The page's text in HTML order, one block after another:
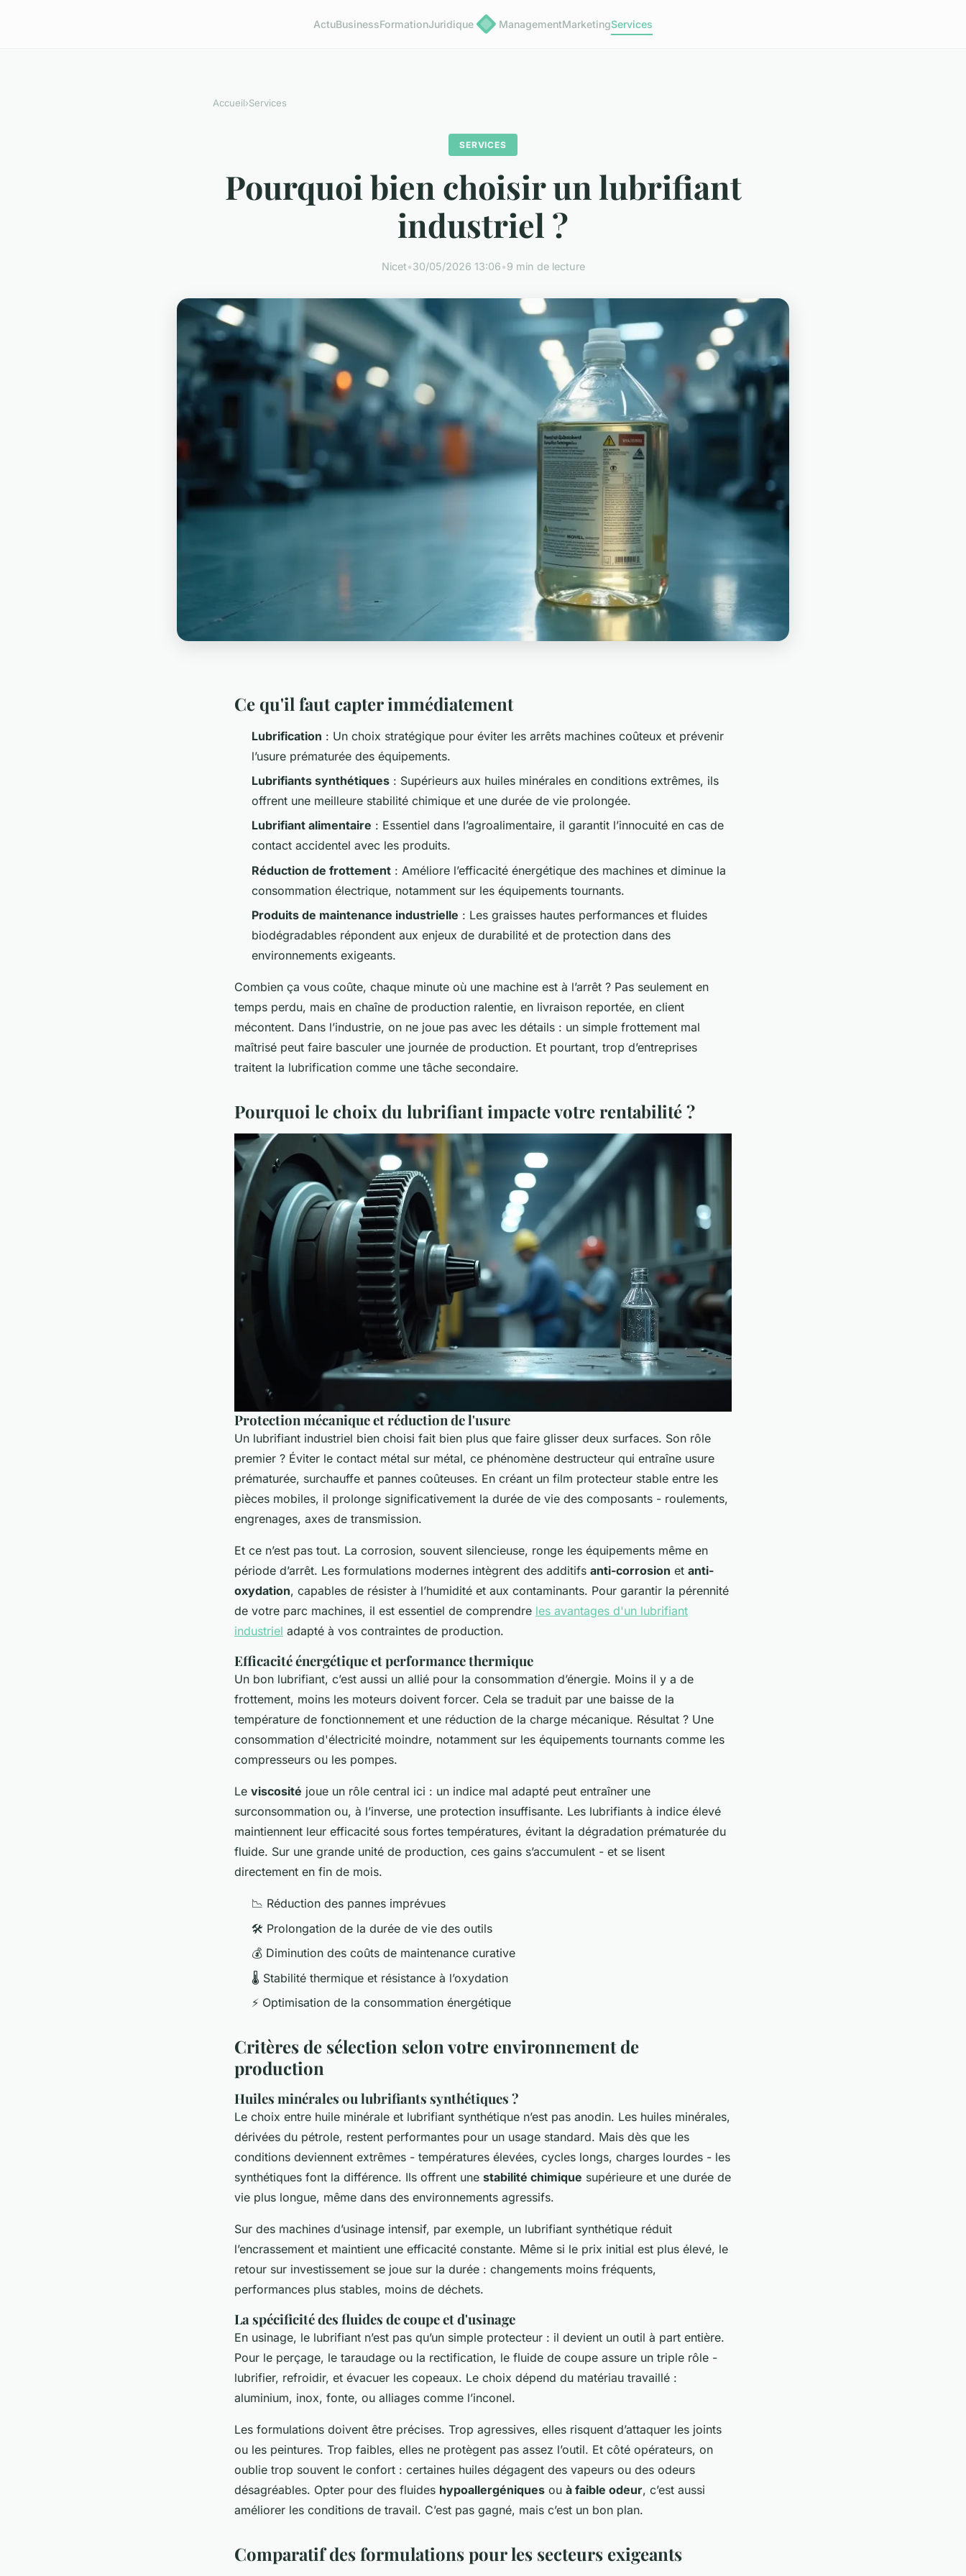
ActuBusinessFormationJuridique ManagementMarketingServices
Accueil›Services
SERVICES
Pourquoi bien choisir un lubrifiant
industriel ?
Nicet•30/05/2026 13:06•9 min de lecture
Ce qu'il faut capter immédiatement
Lubrification : Un choix stratégique pour éviter les arrêts machines coûteux et prévenir
l’usure prématurée des équipements.
Lubrifiants synthétiques : Supérieurs aux huiles minérales en conditions extrêmes, ils
offrent une meilleure stabilité chimique et une durée de vie prolongée.
Lubrifiant alimentaire : Essentiel dans l’agroalimentaire, il garantit l’innocuité en cas de
contact accidentel avec les produits.
Réduction de frottement : Améliore l’efficacité énergétique des machines et diminue la
consommation électrique, notamment sur les équipements tournants.
Produits de maintenance industrielle : Les graisses hautes performances et fluides
biodégradables répondent aux enjeux de durabilité et de protection dans des
environnements exigeants.
Combien ça vous coûte, chaque minute où une machine est à l’arrêt ? Pas seulement en
temps perdu, mais en chaîne de production ralentie, en livraison reportée, en client
mécontent. Dans l’industrie, on ne joue pas avec les détails : un simple frottement mal
maîtrisé peut faire basculer une journée de production. Et pourtant, trop d’entreprises
traitent la lubrification comme une tâche secondaire.
Pourquoi le choix du lubrifiant impacte votre rentabilité ?
Protection mécanique et réduction de l'usure
Un lubrifiant industriel bien choisi fait bien plus que faire glisser deux surfaces. Son rôle
premier ? Éviter le contact métal sur métal, ce phénomène destructeur qui entraîne usure
prématurée, surchauffe et pannes coûteuses. En créant un film protecteur stable entre les
pièces mobiles, il prolonge significativement la durée de vie des composants - roulements,
engrenages, axes de transmission.
Et ce n’est pas tout. La corrosion, souvent silencieuse, ronge les équipements même en
période d’arrêt. Les formulations modernes intègrent des additifs anti-corrosion et anti-
oxydation, capables de résister à l’humidité et aux contaminants. Pour garantir la pérennité
de votre parc machines, il est essentiel de comprendre les avantages d'un lubrifiant
industriel adapté à vos contraintes de production.
Efficacité énergétique et performance thermique
Un bon lubrifiant, c’est aussi un allié pour la consommation d’énergie. Moins il y a de
frottement, moins les moteurs doivent forcer. Cela se traduit par une baisse de la
température de fonctionnement et une réduction de la charge mécanique. Résultat ? Une
consommation d'électricité moindre, notamment sur les équipements tournants comme les
compresseurs ou les pompes.
Le viscosité joue un rôle central ici : un indice mal adapté peut entraîner une
surconsommation ou, à l’inverse, une protection insuffisante. Les lubrifiants à indice élevé
maintiennent leur efficacité sous fortes températures, évitant la dégradation prématurée du
fluide. Sur une grande unité de production, ces gains s’accumulent - et se lisent
directement en fin de mois.
📉 Réduction des pannes imprévues
🛠️ Prolongation de la durée de vie des outils
💰 Diminution des coûts de maintenance curative
🌡️ Stabilité thermique et résistance à l’oxydation
⚡ Optimisation de la consommation énergétique
Critères de sélection selon votre environnement de
production
Huiles minérales ou lubrifiants synthétiques ?
Le choix entre huile minérale et lubrifiant synthétique n’est pas anodin. Les huiles minérales,
dérivées du pétrole, restent performantes pour un usage standard. Mais dès que les
conditions deviennent extrêmes - températures élevées, cycles longs, charges lourdes - les
synthétiques font la différence. Ils offrent une stabilité chimique supérieure et une durée de
vie plus longue, même dans des environnements agressifs.
Sur des machines d’usinage intensif, par exemple, un lubrifiant synthétique réduit
l’encrassement et maintient une efficacité constante. Même si le prix initial est plus élevé, le
retour sur investissement se joue sur la durée : changements moins fréquents,
performances plus stables, moins de déchets.
La spécificité des fluides de coupe et d'usinage
En usinage, le lubrifiant n’est pas qu’un simple protecteur : il devient un outil à part entière.
Pour le perçage, le taraudage ou la rectification, le fluide de coupe assure un triple rôle -
lubrifier, refroidir, et évacuer les copeaux. Le choix dépend du matériau travaillé :
aluminium, inox, fonte, ou alliages comme l’inconel.
Les formulations doivent être précises. Trop agressives, elles risquent d’attaquer les joints
ou les peintures. Trop faibles, elles ne protègent pas assez l’outil. Et côté opérateurs, on
oublie trop souvent le confort : certaines huiles dégagent des vapeurs ou des odeurs
désagréables. Opter pour des fluides hypoallergéniques ou à faible odeur, c’est aussi
améliorer les conditions de travail. C’est pas gagné, mais c’est un bon plan.
Comparatif des formulations pour les secteurs exigeants